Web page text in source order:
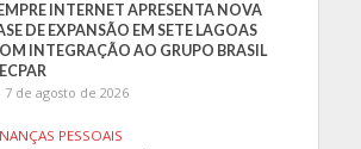
INTERNET APRESENTA NOVA
DE EXPANSÃO EM SETE LAGOAS
INTEGRAÇÃO AO GRUPO BRASIL
7 de agosto de 2026
PESSOAIS